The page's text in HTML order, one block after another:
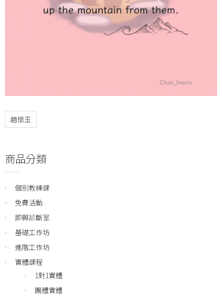
趙懷玉
商品分類
個別教練課
免費活動
即興診斷室
基礎工作坊
進階工作坊
實體課程
1對1實體
團體實體